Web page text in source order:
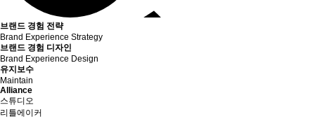
브랜드 경험 전략
Brand Experience Strategy
브랜드 경험 디자인
Brand Experience Design
유지보수
Maintain
Alliance
스튜디오
리틀에이커